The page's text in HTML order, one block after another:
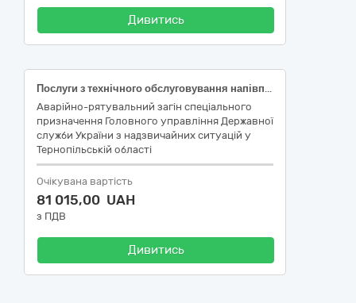
Дивитись
Послуги з технічного обслуговування напівпричіпа TUR 45-3, реєстраційний номер ВО 849 Е
Аварійно-рятувальний загін спеціального
призначення Головного управління Державної
служби України з надзвичайних ситуацій у
Тернопільській області
Очікувана вартість
81 015,00 UAH
з ПДВ
Дивитись